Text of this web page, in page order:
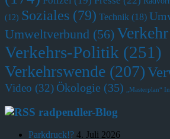
(12) Soziales (79) Technik (18)
Umweltverbund (56)Verkehr
Verkehrs-Politik (251)
Verkehrswende (207)
Video (32) Ökologie (35) „Masterplan“
radpendler-Blog
Parkdruck!? 4. Juli 2026